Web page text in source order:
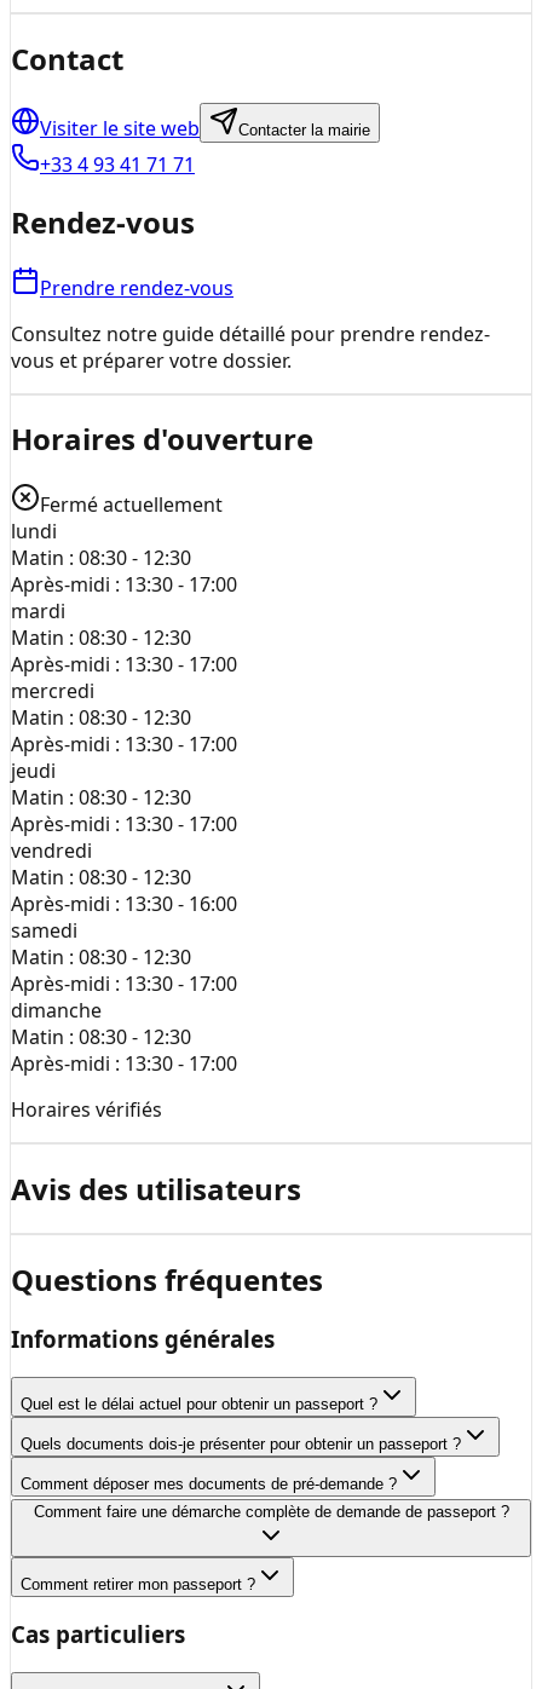
Contact
Visiter le site web Contacter la mairie
+33 4 93 41 71 71
Rendez-vous
Prendre rendez-vous
Consultez notre guide détaillé pour prendre rendez-
vous et préparer votre dossier.
Horaires d'ouverture
Fermé actuellement
lundi
Matin : 08:30 - 12:30
Après-midi : 13:30 - 17:00
mardi
Matin : 08:30 - 12:30
Après-midi : 13:30 - 17:00
mercredi
Matin : 08:30 - 12:30
Après-midi : 13:30 - 17:00
jeudi
Matin : 08:30 - 12:30
Après-midi : 13:30 - 17:00
vendredi
Matin : 08:30 - 12:30
Après-midi : 13:30 - 16:00
samedi
Matin : 08:30 - 12:30
Après-midi : 13:30 - 17:00
dimanche
Matin : 08:30 - 12:30
Après-midi : 13:30 - 17:00
Horaires vérifiés
Avis des utilisateurs
Questions fréquentes
Informations générales
Quel est le délai actuel pour obtenir un passeport ?
Quels documents dois-je présenter pour obtenir un passeport ?
Comment déposer mes documents de pré-demande ?
Comment faire une démarche complète de demande de passeport ?
Comment retirer mon passeport ?
Cas particuliers